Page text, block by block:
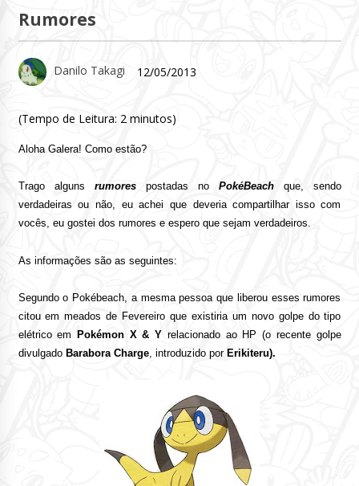
Rumores
Danilo Takagi 12/05/2013
(Tempo de Leitura: 2 minutos)
Aloha Galera! Como estão?
Trago alguns rumores postadas no PokéBeach
que, sendo
verdadeiras ou não, eu achei que deveria compartilhar isso com
vocês, eu gostei dos rumores e espero que sejam verdadeiros.
As informações são as seguintes:
Segundo o Pokébeach, a mesma pessoa que liberou esses rumores
citou em meados de Fevereiro que existiria um novo golpe do tipo
elétrico em Pokémon X & Y relacionado ao HP (o recente golpe
divulgado Barabora Charge, introduzido por Erikiteru).